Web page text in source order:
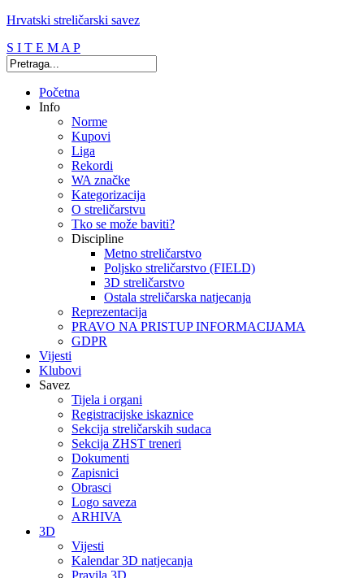
Hrvatski streličarski savez
S I T E M A P
Početna
Info
Norme
Kupovi
Liga
Rekordi
WA značke
Kategorizacija
O streličarstvu
Tko se može baviti?
Discipline
Metno streličarstvo
Poljsko streličarstvo (FIELD)
3D streličarstvo
Ostala streličarska natjecanja
Reprezentacija
PRAVO NA PRISTUP INFORMACIJAMA
GDPR
Vijesti
Klubovi
Savez
Tijela i organi
Registracijske iskaznice
Sekcija streličarskih sudaca
Sekcija ZHST treneri
Dokumenti
Zapisnici
Obrasci
Logo saveza
ARHIVA
3D
Vijesti
Kalendar 3D natjecanja
Pravila 3D